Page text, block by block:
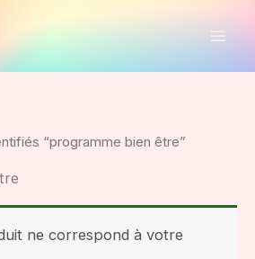
“programme bien être”
ne correspond à votre